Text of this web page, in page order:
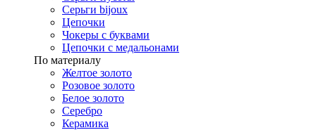
Серьги bijoux
Цепочки
Чокеры с буквами
Цепочки с медальонами
По материалу
Желтое золото
Розовое золото
Белое золото
Серебро
Керамика